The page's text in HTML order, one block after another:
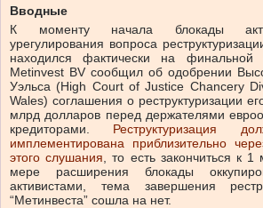
Вводные
К моменту начала блокады
урегулирования вопроса
находился фактически на
Metinvest BV сообщил об одобрении
Уэльса (High Court of Justice Chancery
Wales) соглашения о реструктуризации
млрд долларов перед держателями
кредиторами. Реструктуризация
имплементирована приблизительно
этого слушания , то есть закончиться к
мере расширения блокады
активистами, тема завершения
“Метинвеста” сошла на нет.